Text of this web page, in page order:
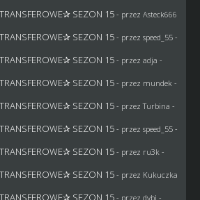
SEZON 15 - przez Asteck666
SEZON 15 - przez speed_55 -
SEZON 15 - przez adja -
SEZON 15 - przez mundek -
SEZON 15 - przez Turbina -
SEZON 15 - przez speed_55 -
SEZON 15 - przez ru3k -
SEZON 15 - przez Kukuczka
SEZON 15 - przez dybi -